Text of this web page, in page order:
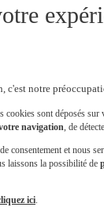
c'est notre
cookies sont déposés
navigation , de
consentement et nous
laissons la possibilité de
ici